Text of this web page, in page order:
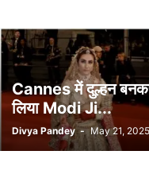
Cannes में दुल्हन
लिया Modi Ji...
Divya Pandey - May 21, 2025